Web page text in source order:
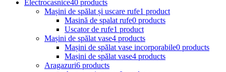
Electrocasnice40 products
Mașini de spălat și uscare rufe1 product
Masină de spalat rufe0 products
Uscator de rufe1 product
Mașini de spălat vase4 products
Mașini de spălat vase incorporabile0 products
Mașini de spălat vase4 products
Aragazuri6 products